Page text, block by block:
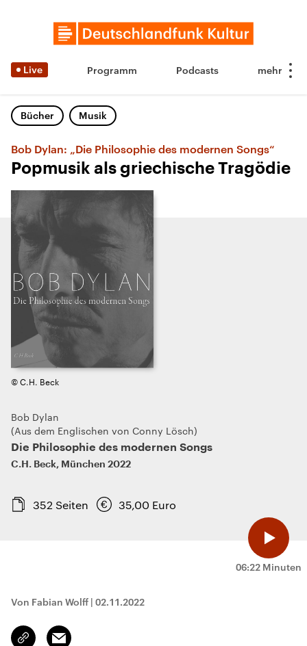
Live Programm Podcasts
Bücher Musik
Bob Dylan: „Die Philosophie des modernen Songs“
Popmusik als griechische Tragödie
06:22 Minuten
© C.H. Beck
Bob Dylan
Aus dem Englischen von Conny Lösch
Die Philosophie des modernen Songs
C.H. Beck München 2022
352 Seiten 35,00 Euro
Von Fabian Wolff | 02.11.2022
Link
kopieren/teilen
Email